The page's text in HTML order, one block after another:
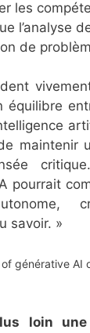
les
l’analyse
de
équilibre
maintenir
pourrait
savoir. »
générative AI
loin une